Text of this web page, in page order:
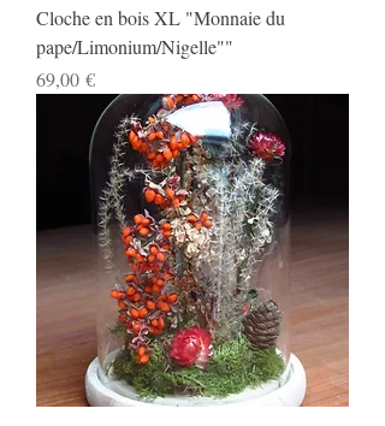
Cloche en bois XL "Monnaie du
pape/Limonium/Nigelle""
Prix
69,00 €